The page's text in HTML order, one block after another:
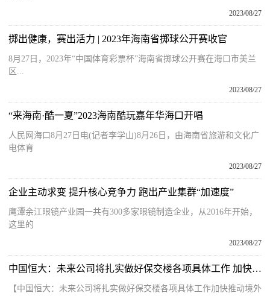
2023/08/27
掷出健康，赛出活力 | 2023年海南省掷球公开赛收官
8月27日，2023年“中国体育彩票杯”海南省掷球公开赛在海口市美兰
区...
2023/08/27
“来海南·酷一夏”2023海南酷玩嘉年华海口开唱
人民网海口8月27日电(记者李学山)8月26日，由海南省旅游和文化广
电体育
2023/08/27
企业主动求变 提升核心竞争力 跑出产业集群“加速度”
鹰潭余江眼镜产业园一共有300多家眼镜制造企业，从2016年开始，
这里的
2023/08/27
中国恒大：未来公司将扎实做好保交楼各项具体工作 加快推动境外债重组等工作
【中国恒大：未来公司将扎实做好保交楼各项具体工作加快推动境外